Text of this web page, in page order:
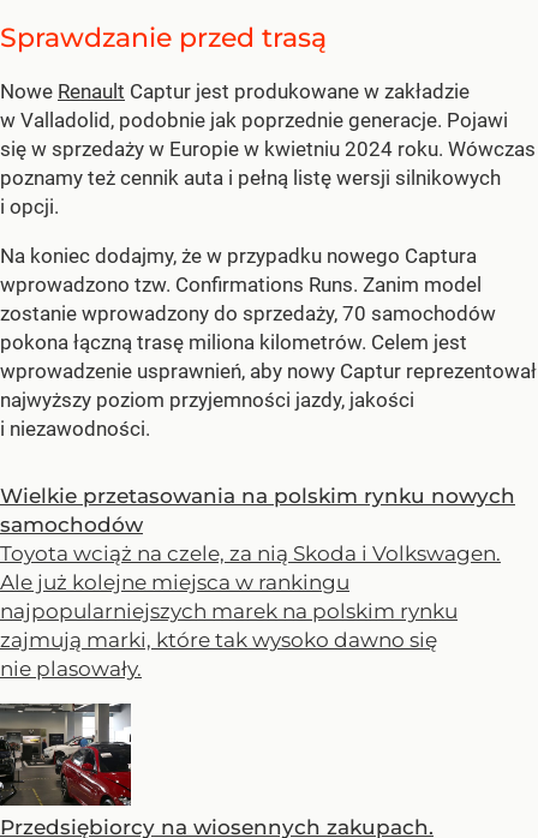
Sprawdzanie przed trasą
Nowe Renault Captur jest produkowane w zakładzie
w Valladolid, podobnie jak poprzednie generacje. Pojawi
się w sprzedaży w Europie w kwietniu 2024 roku. Wówczas
poznamy też cennik auta i pełną listę wersji silnikowych
i opcji.
Na koniec dodajmy, że w przypadku nowego Captura
wprowadzono tzw. Confirmations Runs. Zanim model
zostanie wprowadzony do sprzedaży, 70 samochodów
pokona łączną trasę miliona kilometrów. Celem jest
wprowadzenie usprawnień, aby nowy Captur reprezentował
najwyższy poziom przyjemności jazdy, jakości
i niezawodności.
Wielkie przetasowania na polskim rynku nowych
samochodów
Toyota wciąż na czele, za nią Skoda i Volkswagen.
Ale już kolejne miejsca w rankingu
najpopularniejszych marek na polskim rynku
zajmują marki, które tak wysoko dawno się
nie plasowały.
Przedsiębiorcy na wiosennych zakupach.